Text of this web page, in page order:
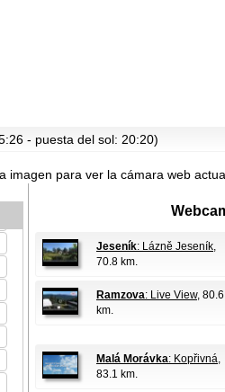
- puesta del sol: 20:20)
imagen para ver la cámara web
Jeseník: Lázně Jeseník,
70.8 km.
Ramzova: Live View, 80.6
km.
Malá Morávka: Kopřivná,
83.1 km.